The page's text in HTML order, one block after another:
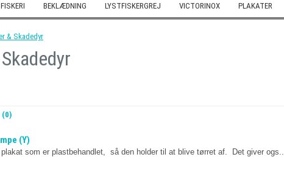
BEKLÆDNING LYSTFISKERGREJ VICTORINOX PLAKATER
& Skadedyr
(0)
(Y)
plakat som er plastbehandlet, så den holder til at blive tørret af. Det giver ogs..